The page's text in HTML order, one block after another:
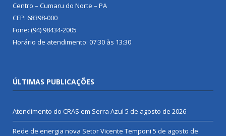
Centro – Cumaru do Norte – PA
CEP: 68398-000
Fone: (94) 98434-2005
Horário de atendimento: 07:30 às 13:30
ÚLTIMAS PUBLICAÇÕES
Atendimento do CRAS em Serra Azul 5 de agosto de 2026
Rede de energia nova Setor Vicente Temponi 5 de agosto de